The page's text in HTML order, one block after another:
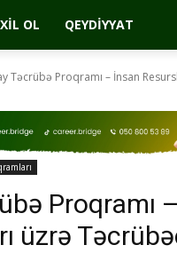
OL QEYDIYYAT
Təcrübə Proqramı – İnsan
Proqramı
üzrə